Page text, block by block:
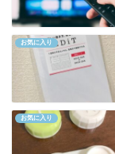
お気に入り
お気に入り